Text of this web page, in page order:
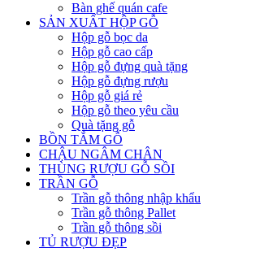
Bàn ghế quán cafe
SẢN XUẤT HỘP GỖ
Hộp gỗ bọc da
Hộp gỗ cao cấp
Hộp gỗ đựng quà tặng
Hộp gỗ đựng rượu
Hộp gỗ giá rẻ
Hộp gỗ theo yêu cầu
Quà tặng gỗ
BỒN TẮM GỖ
CHẬU NGÂM CHÂN
THÙNG RƯỢU GỖ SỒI
TRẦN GỖ
Trần gỗ thông nhập khẩu
Trần gỗ thông Pallet
Trần gỗ thông sồi
TỦ RƯỢU ĐẸP